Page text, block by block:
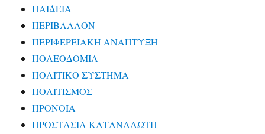
ΠΑΙΔΕΙΑ
ΠΕΡΙΒΑΛΛΟΝ
ΠΕΡΙΦΕΡΕΙΑΚΗ ΑΝΑΠΤΥΞΗ
ΠΟΛΕΟΔΟΜΙΑ
ΠΟΛΙΤΙΚΟ ΣΥΣΤΗΜΑ
ΠΟΛΙΤΙΣΜΟΣ
ΠΡΟΝΟΙΑ
ΠΡΟΣΤΑΣΙΑ ΚΑΤΑΝΑΛΩΤΗ